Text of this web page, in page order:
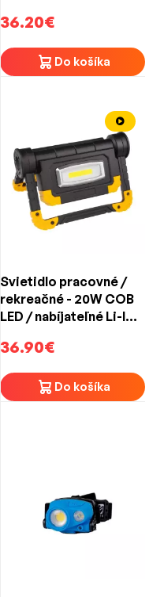
36.20€
Do košíka
Svietidlo pracovné /
rekreačné - 20W COB
LED / nabíjateľné Li-Ion
36.90€
Do košíka